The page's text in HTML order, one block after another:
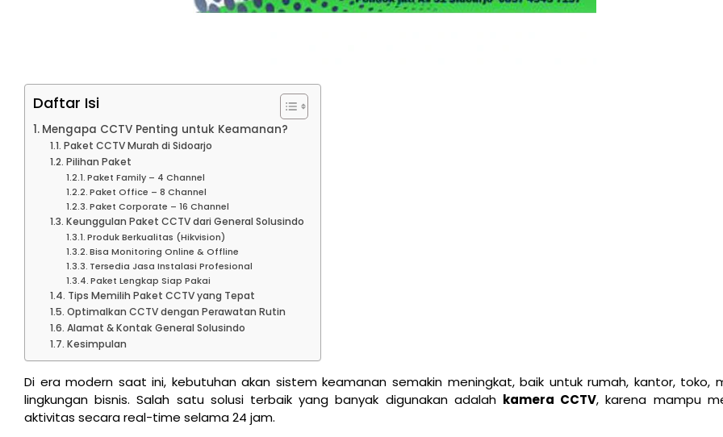
Daftar Isi
Mengapa CCTV Penting untuk Keamanan?
Paket CCTV Murah di Sidoarjo
Pilihan Paket
Paket Family – 4 Channel
Paket Office – 8 Channel
Paket Corporate – 16 Channel
Keunggulan Paket CCTV dari General Solusindo
Produk Berkualitas (Hikvision)
Bisa Monitoring Online & Offline
Tersedia Jasa Instalasi Profesional
Paket Lengkap Siap Pakai
Tips Memilih Paket CCTV yang Tepat
Optimalkan CCTV dengan Perawatan Rutin
Alamat & Kontak General Solusindo
Kesimpulan
Di era modern saat ini, kebutuhan akan sistem keamanan semakin meningkat, baik untuk rumah, kantor, toko,
lingkungan bisnis. Salah satu solusi terbaik yang banyak digunakan adalah kamera CCTV, karena mampu
aktivitas secara real-time selama 24 jam.